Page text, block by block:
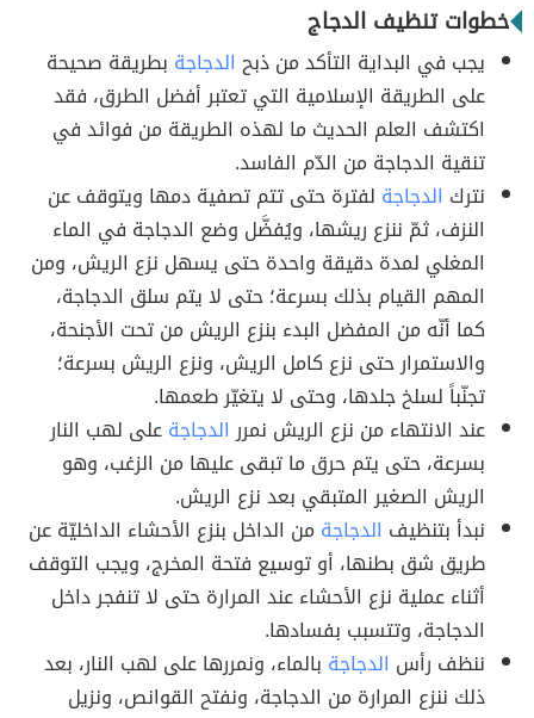
خطوات تنظيف الدجاج
يجب في البداية التأكد من ذبح الدجاجة بطريقة صحيحة
على الطريقة الإسلامية التي تعتبر أفضل الطرق، فقد
اكتشف العلم الحديث ما لهذه الطريقة من فوائد في
تنقية الدجاجة من الدّم الفاسد.
نترك الدجاجة لفترة حتى تتم تصفية دمها ويتوقف عن
النزف، ثمّ ننزع ريشها، ويُفضَّل وضع الدجاجة في الماء
المغلي لمدة دقيقة واحدة حتى يسهل نزع الريش، ومن
المهم القيام بذلك بسرعة؛ حتى لا يتم سلق الدجاجة،
كما أنّه من المفضل البدء بنزع الريش من تحت الأجنحة،
والاستمرار حتى نزع كامل الريش، ونزع الريش بسرعة؛
تجنّباً لسلخ جلدها، وحتى لا يتغيّر طعمها.
عند الانتهاء من نزع الريش نمررالدجاجةعلى لهب النار
بسرعة، حتى يتم حرق ما تبقى عليها من الزغب، وهو
الريش الصغير المتبقي بعد نزع الريش.
نبدأ بتنظيف الدجاجة من الداخل بنزع الأحشاء الداخليّة عن
طريق شق بطنها، أو توسيع فتحة المخرج، ويجب التوقف
أثناء عملية نزع الأحشاء عند المرارة حتى لا تنفجر داخل
الدجاجة، وتتسبب بفسادها.
ننظف رأس الدجاجة بالماء، ونمررها على لهب النار، بعد
ذلك ننزع المرارة من الدجاجة، ونفتح القوانص، ونزيل